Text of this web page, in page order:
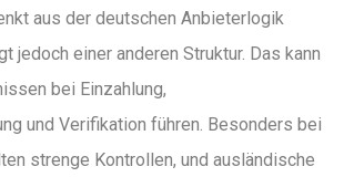
aus der deutschen Anbieterlogik
jedoch einer anderen Struktur. Das kann
bei Einzahlung,
und Verifikation führen. Besonders bei
strenge Kontrollen, und ausländische